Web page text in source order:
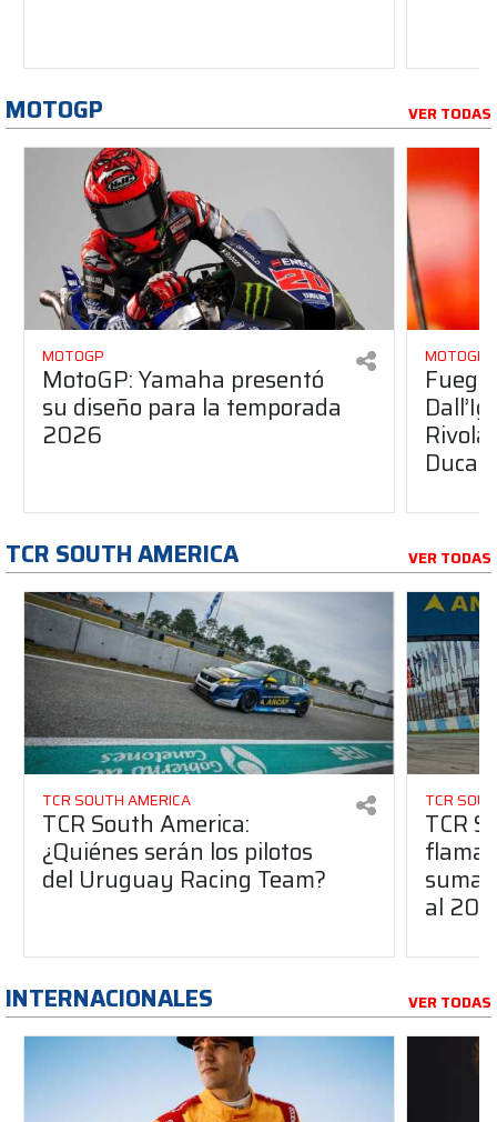
MOTOGP VER TODAS
MOTOGP
MotoGP: Yamaha presentó
su diseño para la temporada
2026
MOTOGP
Ducati
TCR SOUTH AMERICA VER TODAS
TCR SOUTH AMERICA
TCR South America:
¿Quiénes serán los pilotos
del Uruguay Racing Team?
TCR
TCR
suma
al
INTERNACIONALES VER TODAS